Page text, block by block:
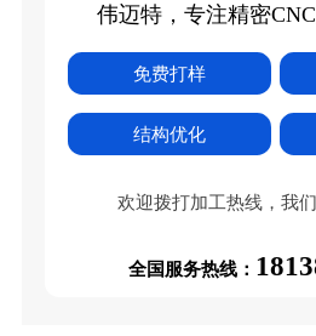
伟迈特，专注精密
免费打样
结构优化
欢迎拨打加工热线，我
全国服务热线：